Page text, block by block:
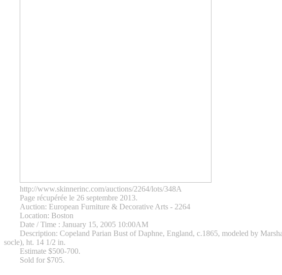
http://www.skinnerinc.com/auctions/2264/lots/348A
Page récupérée le 26 septembre 2013.
Auction: European Furniture & Decorative Arts - 2264
Location: Boston
Date / Time : January 15, 2005 10:00AM
Description: Copeland Parian Bust of Daphne, England, c.1865, modeled by
socle), ht. 14 1/2 in.
Estimate $500-700.
Sold for $705.